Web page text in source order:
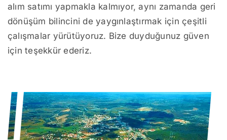
alım satımı yapmakla kalmıyor, aynı zamanda geri
dönüşüm bilincini de yaygınlaştırmak için çeşitli
çalışmalar yürütüyoruz. Bize duyduğunuz güven
için teşekkür ederiz.